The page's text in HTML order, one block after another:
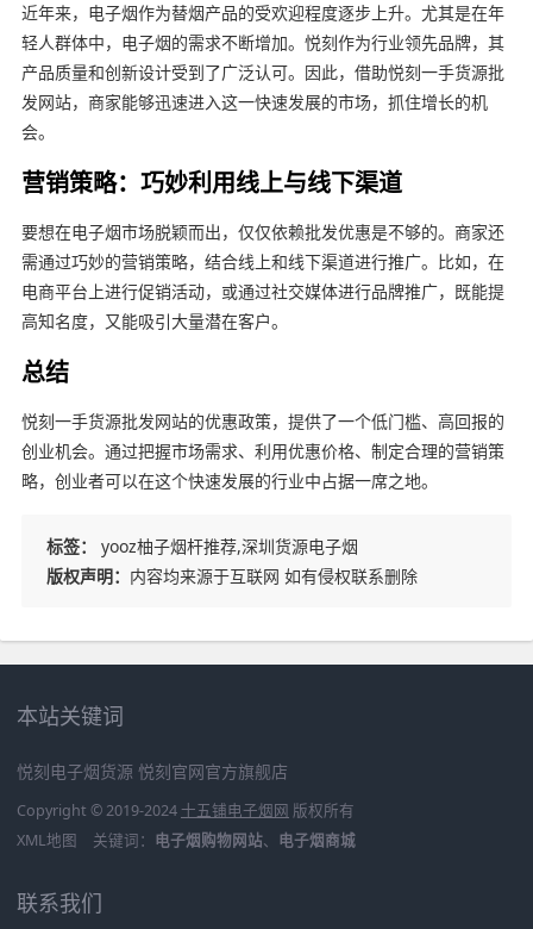
近年来，电子烟作为替烟产品的受欢迎程度逐步上升。尤其是在年
轻人群体中，电子烟的需求不断增加。悦刻作为行业领先品牌，其
产品质量和创新设计受到了广泛认可。因此，借助悦刻一手货源批
发网站，商家能够迅速进入这一快速发展的市场，抓住增长的机
会。
营销策略：巧妙利用线上与线下渠道
要想在电子烟市场脱颖而出，仅仅依赖批发优惠是不够的。商家还
需通过巧妙的营销策略，结合线上和线下渠道进行推广。比如，在
电商平台上进行促销活动，或通过社交媒体进行品牌推广，既能提
高知名度，又能吸引大量潜在客户。
总结
悦刻一手货源批发网站的优惠政策，提供了一个低门槛、高回报的
创业机会。通过把握市场需求、利用优惠价格、制定合理的营销策
略，创业者可以在这个快速发展的行业中占据一席之地。
标签：
yooz柚子烟杆推荐,深圳货源电子烟
版权声明： 内容均来源于互联网 如有侵权联系删除
本站关键词
悦刻电子烟货源 悦刻官网官方旗舰店
Copyright © 2019-2024 十五铺电子烟网 版权所有
XML地图
关键词： 电子烟购物网站、 电子烟商城
联系我们